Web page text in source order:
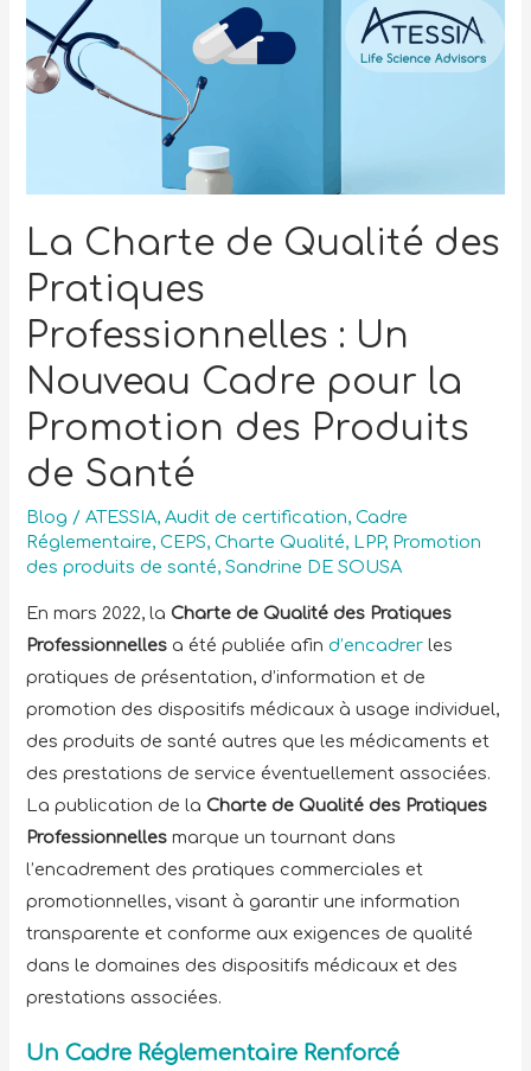
La Charte de Qualité des
Pratiques
Professionnelles : Un
Nouveau Cadre pour la
Promotion des Produits
de Santé
Blog /ATESSIA,Audit de certification,Cadre
Réglementaire,CEPS,Charte Qualité, LPP, Promotion
des produits de santé,Sandrine DE SOUSA
En mars 2022, la Charte de Qualité des Pratiques
Professionnelles a été publiée afin d’encadrer les
pratiques de présentation, d’information et de
promotion des dispositifs médicaux à usage individuel,
des produits de santé autres que les médicaments et
des prestations de service éventuellement associées.
La publication de la Charte de Qualité des Pratiques
Professionnelles marque un tournant dans
l’encadrement des pratiques commerciales et
promotionnelles, visant à garantir une information
transparente et conforme aux exigences de qualité
dans le domaines des dispositifs médicaux et des
prestations associées.
Un Cadre Réglementaire Renforcé